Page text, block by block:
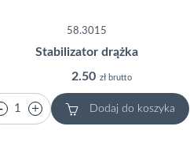
58.3015
Stabilizator drążka
2.50 zł brutto
Dodaj do koszyka